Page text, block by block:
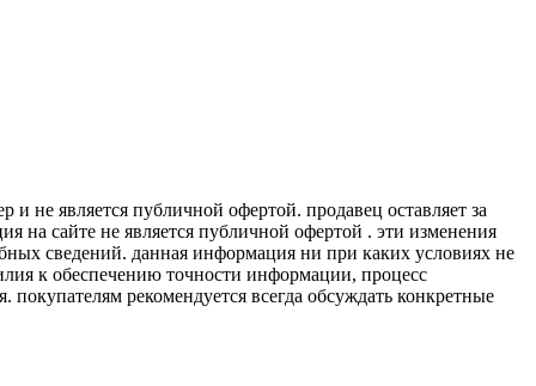
не является публичной офертой. продавец оставляет за
на сайте не является публичной офертой . эти изменения
сведений. данная информация ни при каких условиях не
к обеспечению точности информации, процесс
рекомендуется всегда обсуждать конкретные